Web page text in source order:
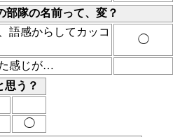
隊の名前って、変？
語感からしてカッコ
◯
感じが…
思う？
◯